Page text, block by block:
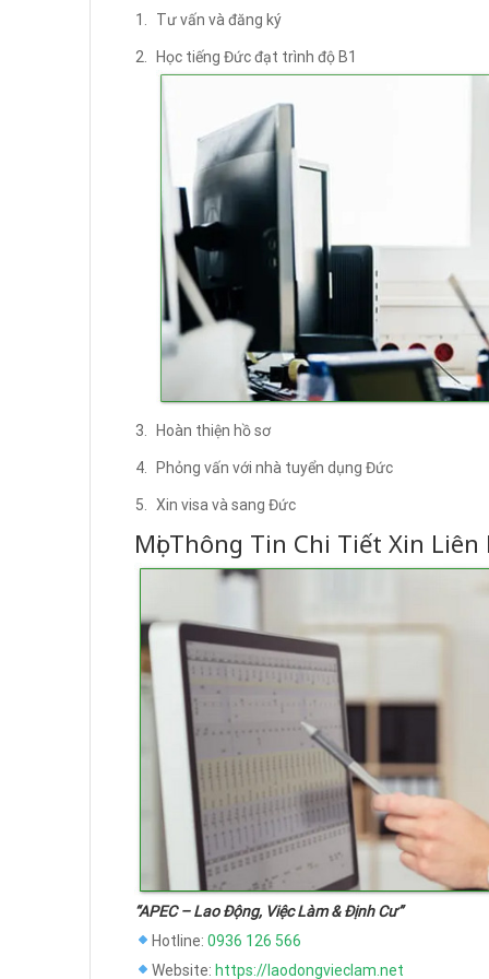
Tư vấn và đăng ký
Học tiếng Đức đạt trình độ B1
Hoàn thiện hồ sơ
Phỏng vấn với nhà tuyển dụng Đức
Xin visa và sang Đức
Mọi Thông Tin Chi Tiết Xin Liên
“APEC – Lao Động, Việc Làm & Định Cư”
Hotline: 0936 126 566
Website: https://laodongvieclam.net